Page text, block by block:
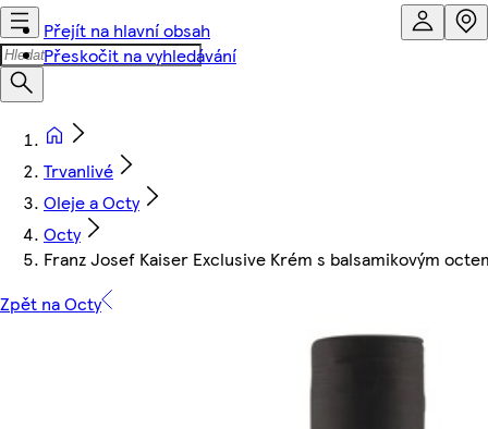
Přejít na hlavní obsah
Přeskočit na vyhledávání
Trvanlivé
Oleje a Octy
Octy
Franz Josef Kaiser Exclusive Krém s balsamikovým
Zpět na Octy